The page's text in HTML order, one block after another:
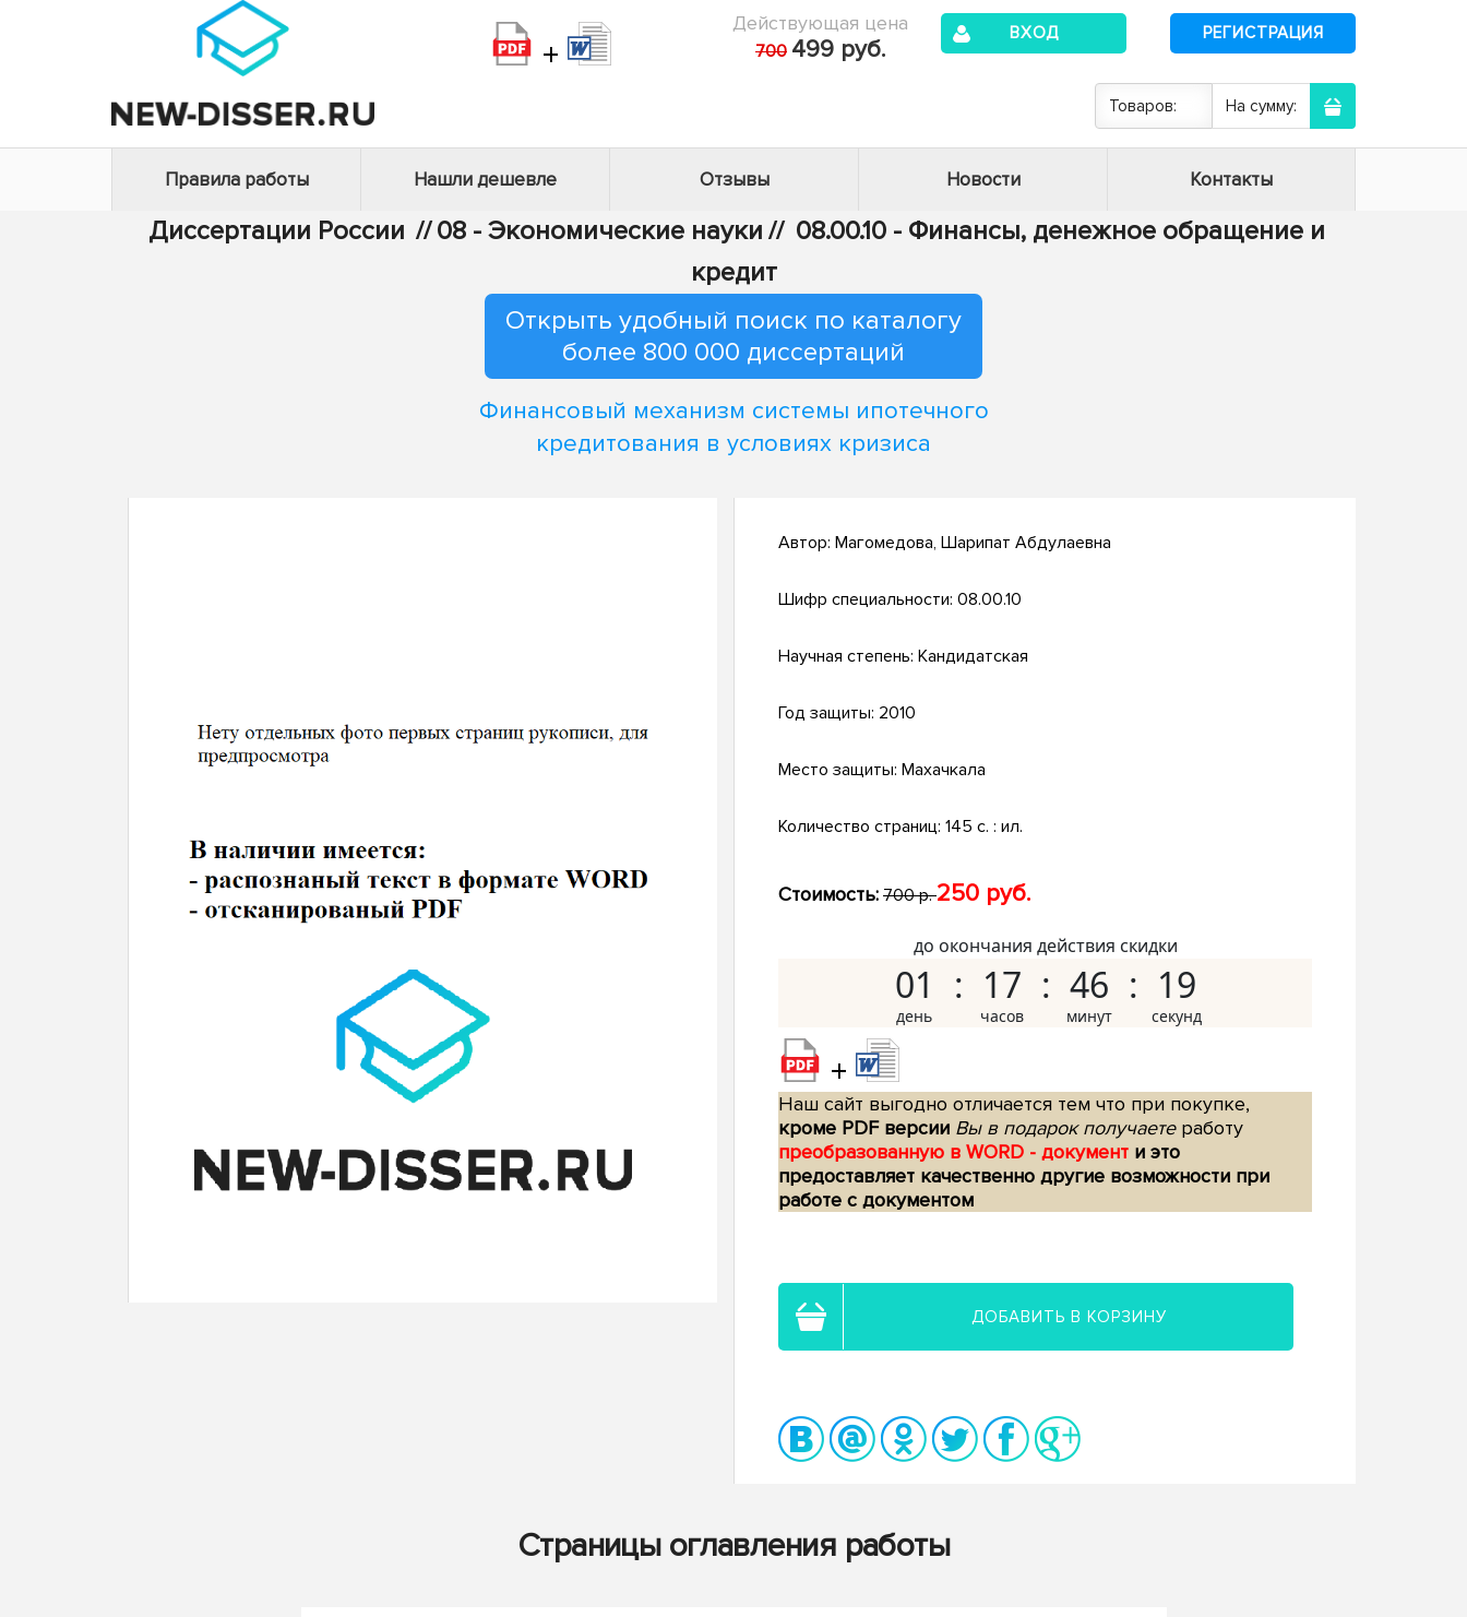
+
Действующая цена
700 499 руб.
ВХОД РЕГИСТРАЦИЯ
Товаров: На сумму:
Правила работы Нашли дешевле Отзывы Новости Контакты
Диссертации России // 08 - Экономические науки // 08.00.10 - Финансы, денежное обращение и
кредит
Открыть удобный поиск по каталогу
более 800 000 диссертаций
Финансовый механизм системы ипотечного
кредитования в условиях кризиса
Автор: Магомедова, Шарипат Абдулаевна
Шифр специальности: 08.00.10
Научная степень: Кандидатская
Год защиты: 2010
Место защиты: Махачкала
Количество страниц: 145 с. : ил.
Стоимость: 700 р.250 руб.
до окончания действия скидки
01 17 46 18
+
Наш сайт выгодно отличается тем что при покупке,
кроме PDF версии Вы в подарок получаетеработу
преобразованную в WORD - документ и это
предоставляет качественно другие возможности при
работе с документом
ДОБАВИТЬ В КОРЗИНУ
Страницы оглавления работы